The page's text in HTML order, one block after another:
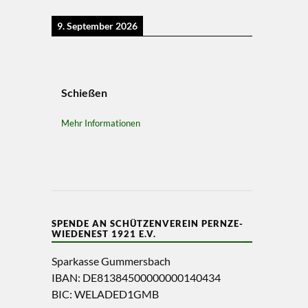
9. September 2026
Schießen
Mehr Informationen
SPENDE AN SCHÜTZENVEREIN PERNZE-
WIEDENEST 1921 E.V.
Sparkasse Gummersbach
IBAN: DE81384500000000140434
BIC: WELADED1GMB